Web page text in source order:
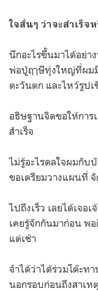
ใจสั่นๆ ว่าจะสำเร็จ
นึกอะไรขึ้นมาได้อย่
พ่อปู่ฤๅษีทุ่งใหญ่ที่ผม
ตะวันตก และไหว้รูป
อธิษฐานจิตขอให้การ
สำเร็จ
ไม่รู้อะไรดลใจผมกับ
ขอเตรียมวางแผนที่ จั
ไปถึงเร็ว เลยได้เจ
เคยรู้จักกันมาก่อน พ
แต่เช้า
จำได้ว่าได้ร่วมโต๊ะท
นอกรอบก่อนถึงสาเห